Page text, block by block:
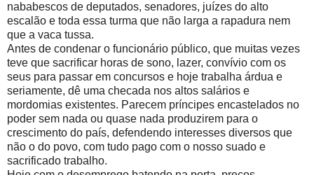
nababescos de deputados, senadores, juízes do alto
escalão e toda essa turma que não larga a rapadura nem
que a vaca tussa.
Antes de condenar o funcionário público, que muitas vezes
teve que sacrificar horas de sono, lazer, convívio com os
seus para passar em concursos e hoje trabalha árdua e
seriamente, dê uma checada nos altos salários e
mordomias existentes. Parecem príncipes encastelados no
poder sem nada ou quase nada produzirem para o
crescimento do país, defendendo interesses diversos que
não o do povo, com tudo pago com o nosso suado e
sacrificado trabalho.